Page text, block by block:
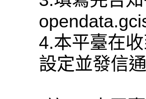
4.本平臺在
設定並發信